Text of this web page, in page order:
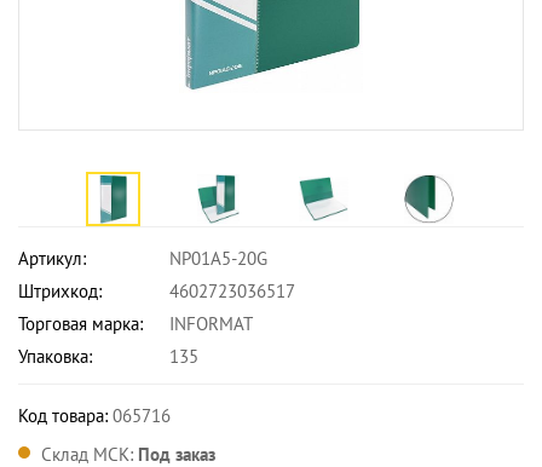
Артикул:
NP01A5-20G
Штрихкод:
4602723036517
Торговая марка:
INFORMAT
Упаковка:
135
Код товара: 065716
Склад МСК: Под заказ